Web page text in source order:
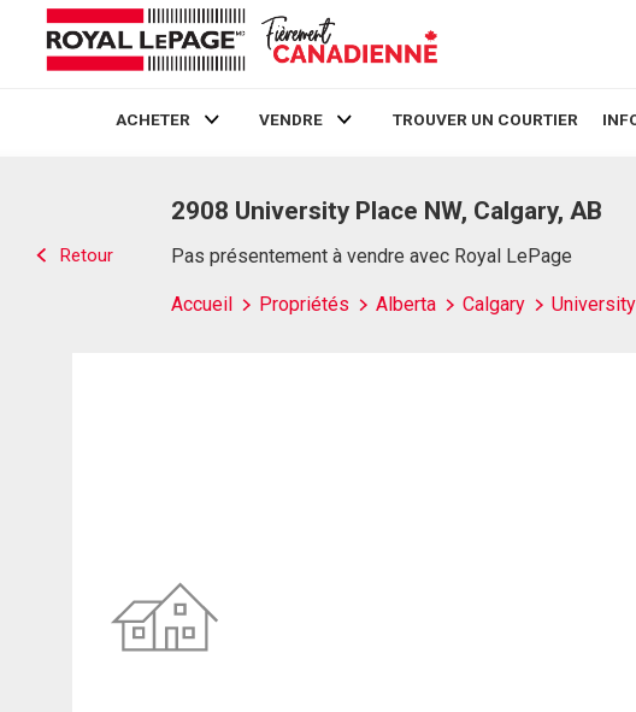
ACHETER VENDRE TROUVER UN COURTIER
Retour
2908 University Place NW, Calgary, AB
Pas présentement à vendre avec Royal LePage
Accueil Propriétés Alberta Calgary